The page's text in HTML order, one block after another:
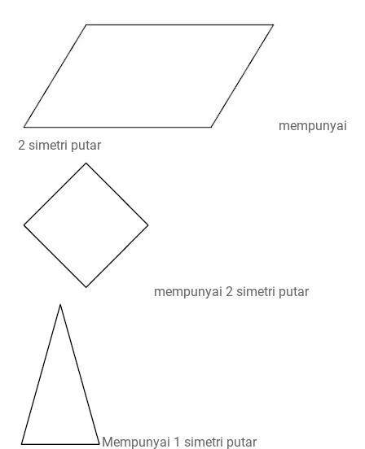
mempunyai
2 simetri putar
mempunyai 2 simetri putar
Mempunyai 1 simetri putar